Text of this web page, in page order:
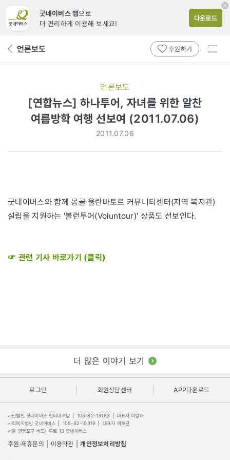
굿네이버스 앱으로
더 편리하게 이용해 보세요!
다운로드
뒤 언론보도 후원하기
전체
언론보도
[연합뉴스] 하나투어, 자녀를 위한 알찬
여름방학 여행 선보여 (2011.07.06)
2011.07.06
굿네이버스와 함께 몽골 울란바토르 커뮤니티센터(지역 복지관)
설립을 지원하는 '볼런투어(Voluntour)' 상품도 선보인다.
☞ 관련 기사 바로가기 (클릭)
더 많은 이야기 보기
로그인 회원상담센터 APP다운로드
사단법인 굿네이버스 인터내셔날 105-82-13183
대표자 이일하
사회복지법인 굿네이버스
105-82-10319
대표자 이호균
서울 영등포구 버드나루로 13 굿네이버스
후원·제휴문의 이용약관 개인정보처리방침